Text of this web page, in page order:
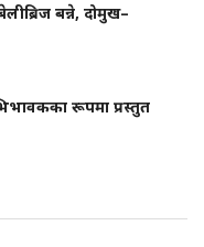
बन्ने, दोमुख–
रूपमा प्रस्तुत